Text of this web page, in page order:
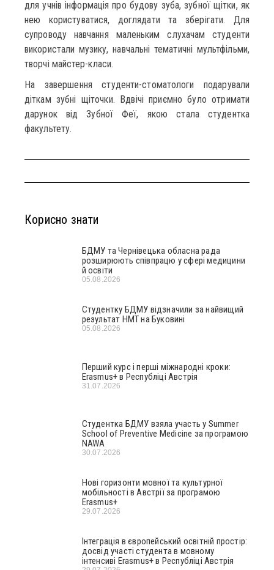
для учнів інформація про будову зуба, зубної щітки, як
нею користуватися, доглядати та зберігати. Для
супроводу навчання маленьким слухачам студенти
використали музику, навчальні тематичні мультфільми,
творчі майстер-класи.
На завершення студенти-стоматологи подарували
діткам зубні щіточки. Вдвічі приємно було отримати
дарунок від Зубної Феї, якою стала студентка
факультету.
Корисно знати
БДМУ та Чернівецька обласна рада
розширюють співпрацю у сфері медицини
й освіти
05.08.2026
Студентку БДМУ відзначили за найвищий
результат НМТ на Буковині
05.08.2026
Перший курс і перші міжнародні кроки:
Erasmus+ в Республіці Австрія
31.07.2026
Студентка БДМУ взяла участь у Summer
School of Preventive Medicine за програмою
NAWA
30.07.2026
Нові горизонти мовної та культурної
мобільності в Австрії за програмою
Erasmus+
29.07.2026
Інтеграція в європейський освітній простір:
досвід участі студента в мовному
інтенсиві Erasmus+ в Республіці Австрія